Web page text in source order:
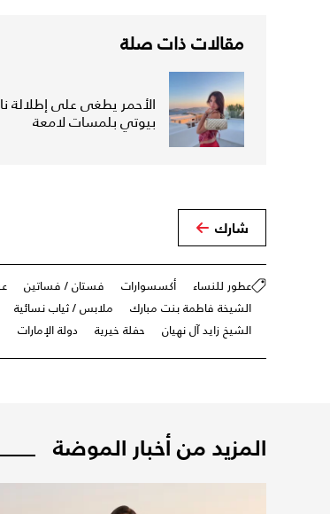
مقالات ذات صلة
الأحمر يطغى على إطلالة
بيوتي بلمسات لامعة
شارك
عطور للنساء أكسسوارات فستان / فساتين
الشيخة فاطمة بنت مبارك
ملابس / ثياب نسائية
الشيخ زايد آل نهيان
حفلة خيرية دولة الإمارات
المزيد من أخبار الموضة